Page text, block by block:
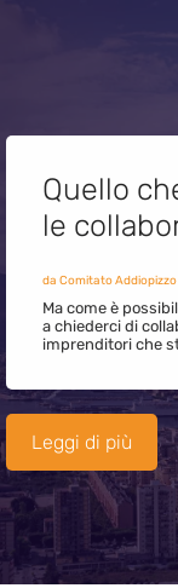
Quello
le
da Comitato Addiopizzo|
Ma come è
a chiederci di
imprenditori che
Leggi di più